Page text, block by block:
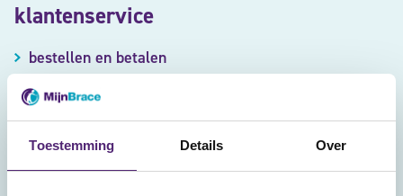
Toestemming Details Over
klantenservice
bestellen en betalen
levertijd en verzendkosten
ruilen en retourneren
garantie en klachten
veiligheid en privacy